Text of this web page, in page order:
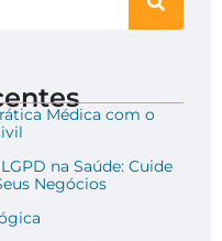
Médica com o
na Saúde: Cuide
Negócios